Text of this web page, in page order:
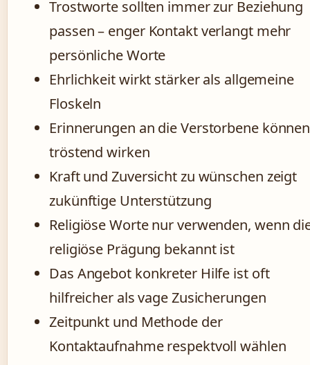
Trostworte sollten immer zur Beziehung
passen – enger Kontakt verlangt mehr
persönliche Worte
Ehrlichkeit wirkt stärker als allgemeine
Floskeln
Erinnerungen an die Verstorbene können
tröstend wirken
Kraft und Zuversicht zu wünschen zeigt
zukünftige Unterstützung
Religiöse Worte nur verwenden, wenn
religiöse Prägung bekannt ist
Das Angebot konkreter Hilfe ist oft
hilfreicher als vage Zusicherungen
Zeitpunkt und Methode der
Kontaktaufnahme respektvoll wählen